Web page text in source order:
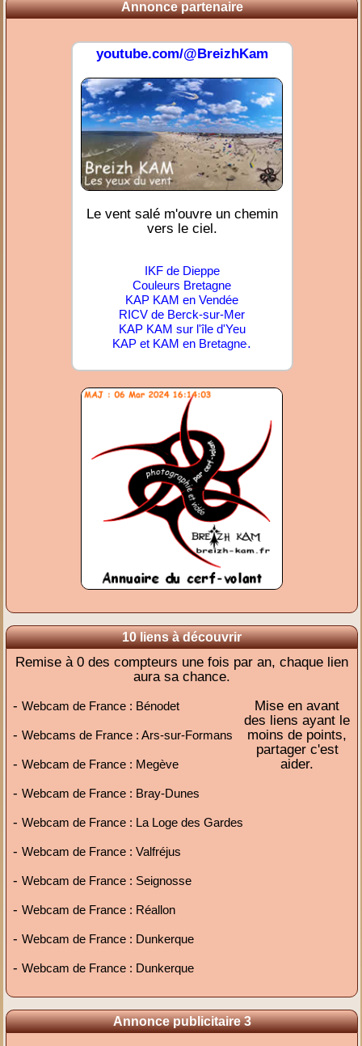
Annonce partenaire
youtube.com/@BreizhKam
Le vent salé m'ouvre un chemin
vers le ciel.
IKF de Dieppe
Couleurs Bretagne
KAP KAM en Vendée
RICV de Berck-sur-Mer
KAP KAM sur l'île d'Yeu
KAP et KAM en Bretagne.
10 liens à découvrir
Remise à 0 des compteurs une fois par an, chaque lien
aura sa chance.
-Webcam de France : Bénodet
-Webcams de France : Ars-sur-Formans
-Webcam de France : Megève
-Webcam de France : Bray-Dunes
-Webcam de France : La Loge des Gardes
-Webcam de France : Valfréjus
-Webcam de France : Seignosse
-Webcam de France : Réallon
-Webcam de France : Dunkerque
-Webcam de France : Dunkerque
Mise en avant
des liens ayant le
moins de points,
partager c'est
aider.
Annonce publicitaire 3